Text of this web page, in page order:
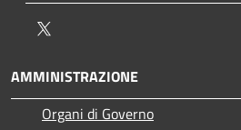
AMMINISTRAZIONE
Organi di Governo